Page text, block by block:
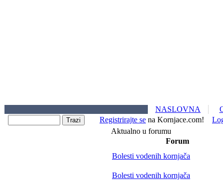
NASLOVNA
Registrirajte se na Kornjace.com!
Aktualno u forumu
Forum
Bolesti vodenih kornjača
Bolesti vodenih kornjača